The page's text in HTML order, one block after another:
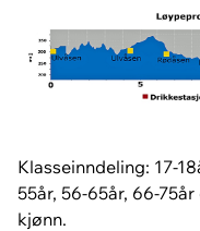
Klasseinndeling: 17-
55år, 56-65år, 66-
kjønn.